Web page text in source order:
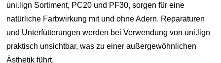
uni.lign Sortiment, PC20 und PF30, sorgen für eine
natürliche Farbwirkung mit und ohne Adern. Reparaturen
und Unterfütterungen werden bei Verwendung von uni.lign
praktisch unsichtbar, was zu einer außergewöhnlichen
Ästhetik führt.